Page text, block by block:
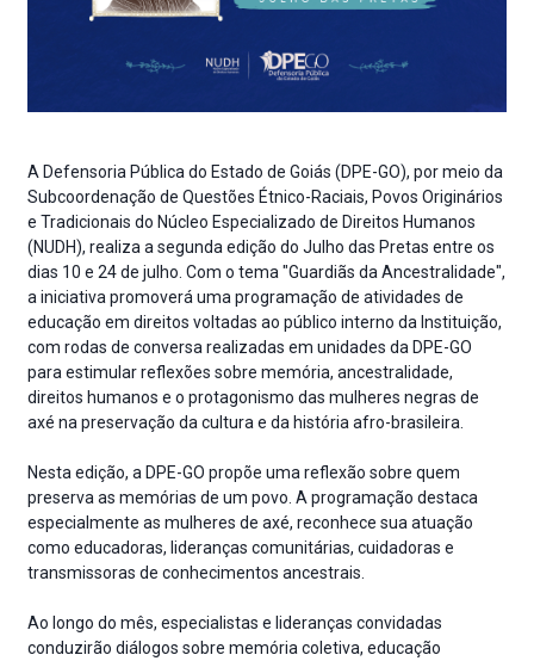
A Defensoria Pública do Estado de Goiás (DPE-GO), por meio da
Subcoordenação de Questões Étnico-Raciais, Povos Originários
e Tradicionais do Núcleo Especializado de Direitos Humanos
(NUDH), realiza a segunda edição do Julho das Pretas entre os
dias 10 e 24 de julho. Com o tema "Guardiãs da Ancestralidade",
a iniciativa promoverá uma programação de atividades de
educação em direitos voltadas ao público interno da Instituição,
com rodas de conversa realizadas em unidades da DPE-GO
para estimular reflexões sobre memória, ancestralidade,
direitos humanos e o protagonismo das mulheres negras de
axé na preservação da cultura e da história afro-brasileira.
Nesta edição, a DPE-GO propõe uma reflexão sobre quem
preserva as memórias de um povo. A programação destaca
especialmente as mulheres de axé, reconhece sua atuação
como educadoras, lideranças comunitárias, cuidadoras e
transmissoras de conhecimentos ancestrais.
Ao longo do mês, especialistas e lideranças convidadas
conduzirão diálogos sobre memória coletiva, educação